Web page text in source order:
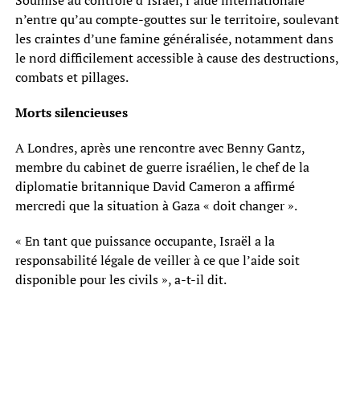
n’entre qu’au compte-gouttes sur le territoire, soulevant
les craintes d’une famine généralisée, notamment dans
le nord difficilement accessible à cause des destructions,
combats et pillages.
Morts silencieuses
A Londres, après une rencontre avec Benny Gantz,
membre du cabinet de guerre israélien, le chef de la
diplomatie britannique David Cameron a affirmé
mercredi que la situation à Gaza « doit changer ».
« En tant que puissance occupante, Israël a la
responsabilité légale de veiller à ce que l’aide soit
disponible pour les civils », a-t-il dit.